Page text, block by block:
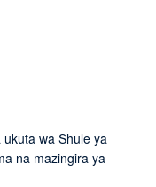
wa Shule ya
na mazingira ya